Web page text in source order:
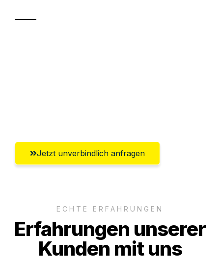
Jetzt unverbindlich anfragen
ECHTE ERFAHRUNGEN
Erfahrungen unserer
Kunden mit uns